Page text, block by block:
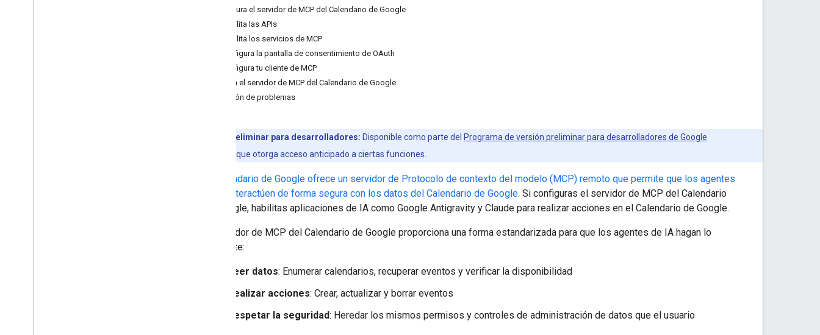
Configura el servidor de MCP del Calendario de Google
Habilita las APIs
Habilita los servicios de MCP
Configura la pantalla de consentimiento de OAuth
Configura tu cliente de MCP
Prueba el servidor de MCP del Calendario de Google
Solución de problemas
Versión preliminar para desarrolladores: Disponible como parte del Programa de versión preliminar para desarrolladores de Google
, que otorga acceso anticipado a ciertas funciones.
El Calendario de Google ofrece un servidor de Protocolo de contexto del modelo (MCP) remoto que permite que los agentes
de IA interactúen de forma segura con los datos del Calendario de Google. Si configuras el servidor de MCP del Calendario
de Google, habilitas aplicaciones de IA como Google Antigravity y Claude para realizar acciones en el Calendario de Google.
El servidor de MCP del Calendario de Google proporciona una forma estandarizada para que los agentes de IA hagan lo
siguiente:
Leer datos: Enumerar calendarios, recuperar eventos y verificar la disponibilidad
Realizar acciones: Crear, actualizar y borrar eventos
Respetar la seguridad: Heredar los mismos permisos y controles de administración de datos que el usuario